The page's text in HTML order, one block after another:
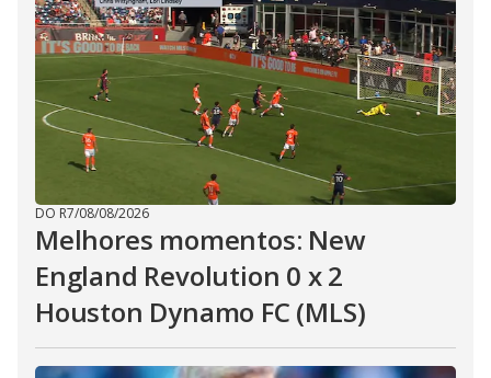
DO R7/08/08/2026
Melhores momentos: New
England Revolution 0 x 2
Houston Dynamo FC (MLS)